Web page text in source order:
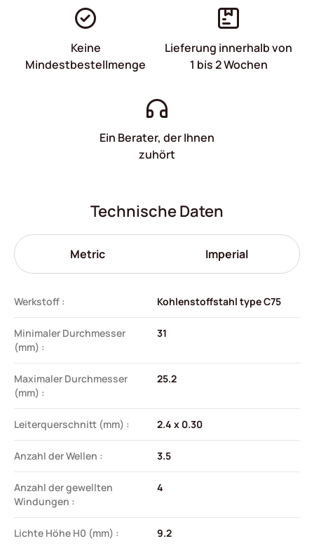
Keine
Mindestbestellmenge
Lieferung innerhalb von
1 bis 2 Wochen
Ein Berater, der Ihnen
zuhört
Technische Daten
Metric Imperial
Werkstoff : Kohlenstoffstahl type C75
Minimaler Durchmesser
(mm) :
31
Maximaler Durchmesser
(mm) :
25.2
Leiterquerschnitt (mm) : 2.4 x 0.30
Anzahl der Wellen : 3.5
Anzahl der gewellten
Windungen :
4
Lichte Höhe H0 (mm) : 9.2